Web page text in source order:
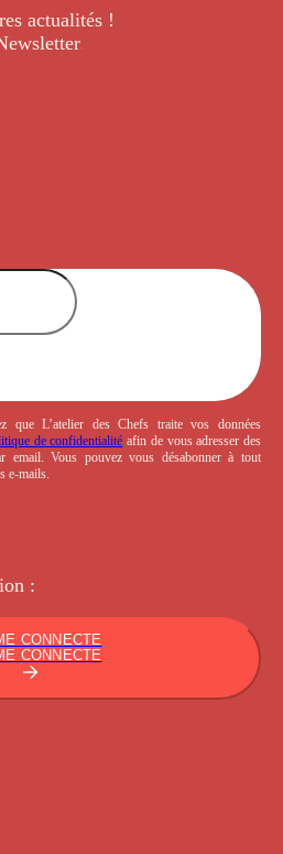
actualités !
.
que L’atelier des Chefs traite vos données
de confidentialité afin de vous adresser des
email. Vous pouvez vous désabonner à tout
e-mails.
:
CONNECTE
CONNECTE